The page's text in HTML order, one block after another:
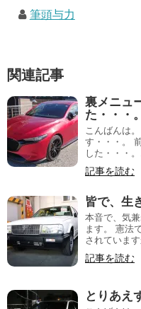
筆頭与力
関連記事
裏メニュ
た・・・
こんばんは
す・・・。
した・・・
記事を読む
皆で、生
本音で、気
ます。 憲法
されていま
記事を読む
とりあえ